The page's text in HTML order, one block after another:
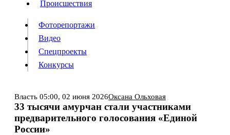
Происшествия
Видео
Конкурсы
Информация Архив
Происшествия
Фоторепортажи
Видео
Спецпроекты
Конкурсы
Власть 05:00, 02 июня 2026Оксана Ольховая
33 тысячи амурчан стали участниками
предварительного голосования «Единой
России»